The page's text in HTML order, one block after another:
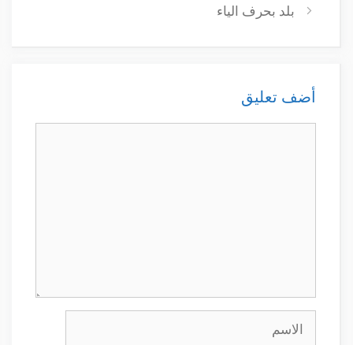
بلد بحرف الياء
أضف تعليق